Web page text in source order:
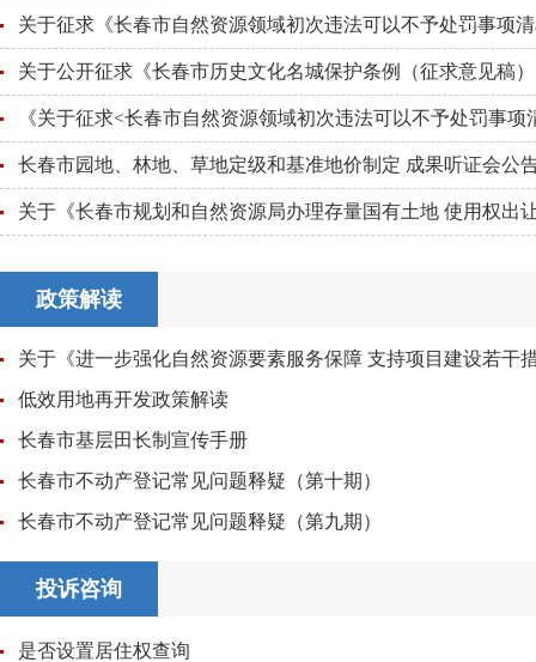
关于公开征求《长春市历史文化名城保护条例（征求意见稿
长春市园地、林地、草地定级和基准地价制定 成果听证会公
政策解读
关于《进一步强化自然资源要素服务保障 支持项目建设若干
低效用地再开发政策解读
长春市基层田长制宣传手册
长春市不动产登记常见问题释疑（第十期）
长春市不动产登记常见问题释疑（第九期）
投诉咨询
是否设置居住权查询